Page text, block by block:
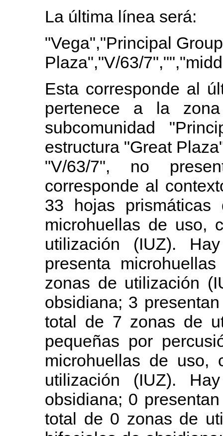
La última línea será:
"Vega","Principal
Plaza","V/63/
Esta corresponde al
pertenece a la
subcomunidad
estructura "Great
"V/63/7", no
corresponde al
33 hojas prismáticas
microhuellas de uso,
utilización (IUZ).
presenta
zonas de utilización
obsidiana; 3
total de 7 zonas de
pequeñas por
microhuellas de
utilización (IUZ).
obsidiana; 0
total de 0 zonas de